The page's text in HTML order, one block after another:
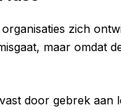
zich
maar omdat
door gebrek aan